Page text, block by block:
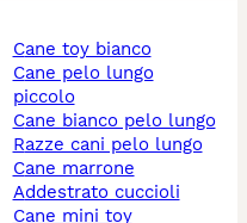
cane toy bianco
cane pelo lungo
piccolo
cane bianco pelo lungo
razze cani pelo lungo
cane marrone
addestrato cuccioli
cane mini toy